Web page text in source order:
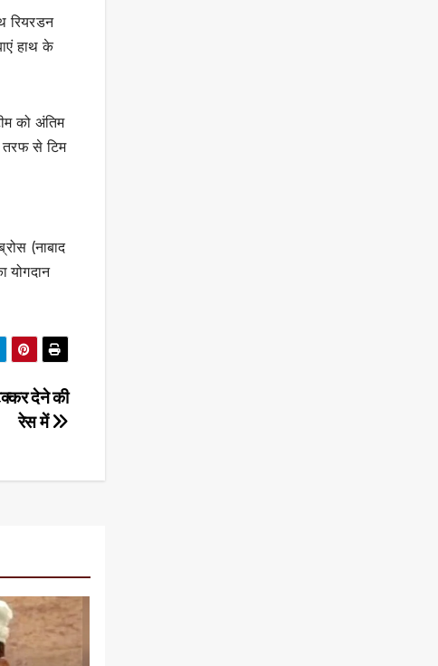
रियरडन
हाथ के
को अंतिम
तरफ से टिम
(नाबाद
योगदान
देने की
रेस में